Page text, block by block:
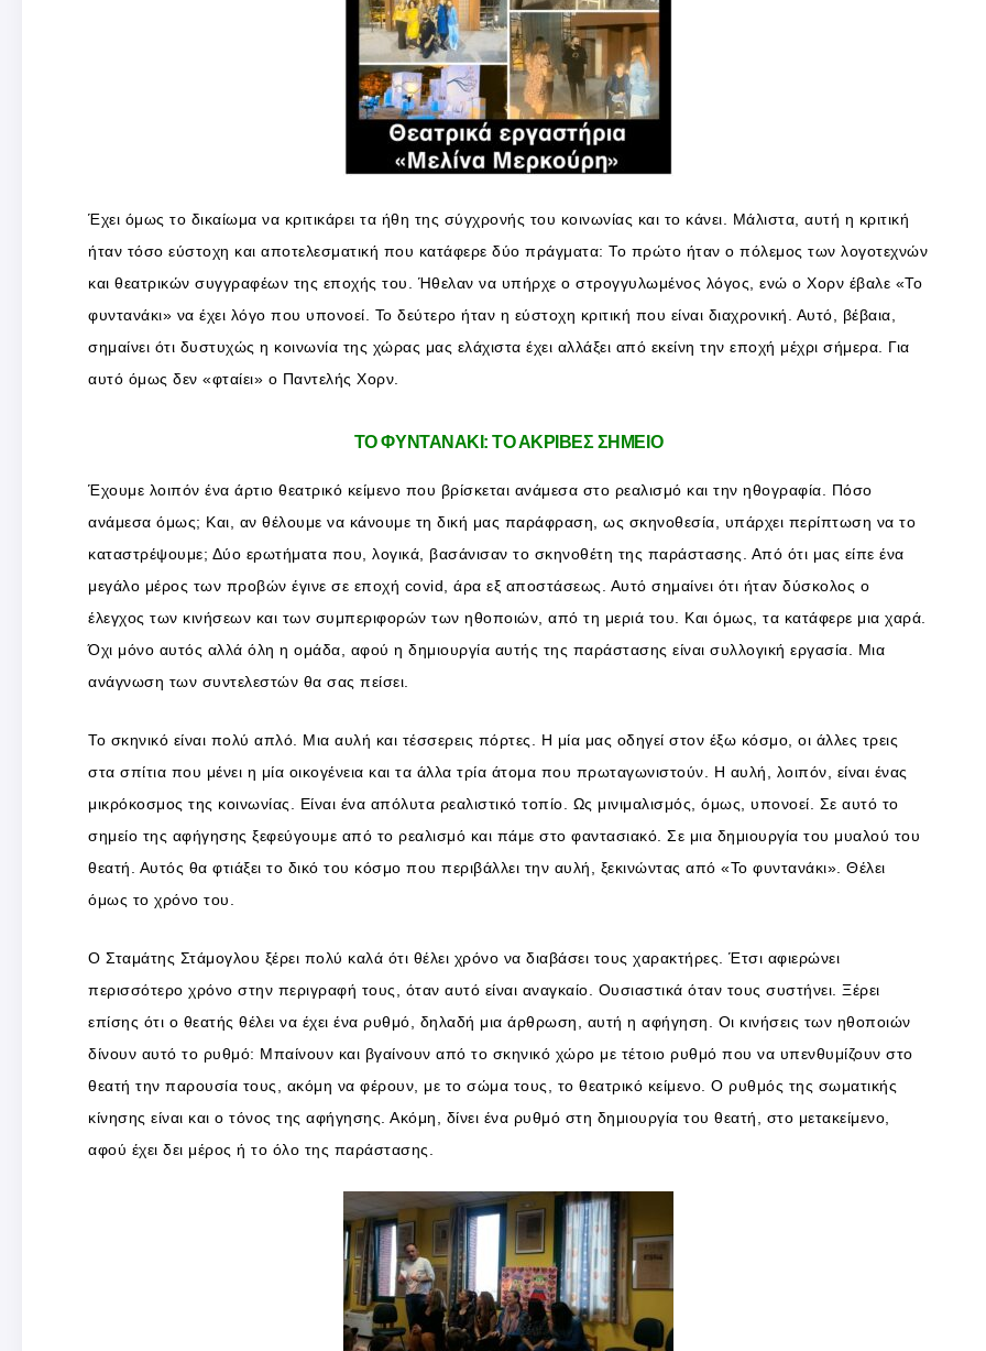
Έχει όμως το δικαίωμα να κριτικάρει τα ήθη της σύγχρονής του κοινωνίας και το κάνει. Μάλιστα, αυτή η κριτική
ήταν τόσο εύστοχη και αποτελεσματική που κατάφερε δύο πράγματα: Το πρώτο ήταν ο πόλεμος των λογοτεχνών
και θεατρικών συγγραφέων της εποχής του. Ήθελαν να υπήρχε ο στρογγυλωμένος λόγος, ενώ ο Χορν έβαλε «Το
φυντανάκι» να έχει λόγο που υπονοεί. Το δεύτερο ήταν η εύστοχη κριτική που είναι διαχρονική. Αυτό, βέβαια,
σημαίνει ότι δυστυχώς η κοινωνία της χώρας μας ελάχιστα έχει αλλάξει από εκείνη την εποχή μέχρι σήμερα. Για
αυτό όμως δεν «φταίει» ο Παντελής Χορν.
ΤΟ ΦΥΝΤΑΝΑΚΙ: ΤΟ ΑΚΡΙΒΕΣ ΣΗΜΕΙΟ
Έχουμε λοιπόν ένα άρτιο θεατρικό κείμενο που βρίσκεται ανάμεσα στο ρεαλισμό και την ηθογραφία. Πόσο
ανάμεσα όμως; Και, αν θέλουμε να κάνουμε τη δική μας παράφραση, ως σκηνοθεσία, υπάρχει περίπτωση να το
καταστρέψουμε; Δύο ερωτήματα που, λογικά, βασάνισαν το σκηνοθέτη της παράστασης. Από ότι μας είπε ένα
μεγάλο μέρος των προβών έγινε σε εποχή covid, άρα εξ αποστάσεως. Αυτό σημαίνει ότι ήταν δύσκολος ο
έλεγχος των κινήσεων και των συμπεριφορών των ηθοποιών, από τη μεριά του. Και όμως, τα κατάφερε μια χαρά.
Όχι μόνο αυτός αλλά όλη η ομάδα, αφού η δημιουργία αυτής της παράστασης είναι συλλογική εργασία. Μια
ανάγνωση των συντελεστών θα σας πείσει.
Το σκηνικό είναι πολύ απλό. Μια αυλή και τέσσερεις πόρτες. Η μία μας οδηγεί στον έξω κόσμο, οι άλλες τρεις
στα σπίτια που μένει η μία οικογένεια και τα άλλα τρία άτομα που πρωταγωνιστούν. Η αυλή, λοιπόν, είναι ένας
μικρόκοσμος της κοινωνίας. Είναι ένα απόλυτα ρεαλιστικό τοπίο. Ως μινιμαλισμός, όμως, υπονοεί. Σε αυτό το
σημείο της αφήγησης ξεφεύγουμε από το ρεαλισμό και πάμε στο φαντασιακό. Σε μια δημιουργία του μυαλού του
θεατή. Αυτός θα φτιάξει το δικό του κόσμο που περιβάλλει την αυλή, ξεκινώντας από «Το φυντανάκι». Θέλει
όμως το χρόνο του.
Ο Σταμάτης Στάμογλου ξέρει πολύ καλά ότι θέλει χρόνο να διαβάσει τους χαρακτήρες. Έτσι αφιερώνει
περισσότερο χρόνο στην περιγραφή τους, όταν αυτό είναι αναγκαίο. Ουσιαστικά όταν τους συστήνει. Ξέρει
επίσης ότι ο θεατής θέλει να έχει ένα ρυθμό, δηλαδή μια άρθρωση, αυτή η αφήγηση. Οι κινήσεις των ηθοποιών
δίνουν αυτό το ρυθμό: Μπαίνουν και βγαίνουν από το σκηνικό χώρο με τέτοιο ρυθμό που να υπενθυμίζουν στο
θεατή την παρουσία τους, ακόμη να φέρουν, με το σώμα τους, το θεατρικό κείμενο. Ο ρυθμός της σωματικής
κίνησης είναι και ο τόνος της αφήγησης. Ακόμη, δίνει ένα ρυθμό στη δημιουργία του θεατή, στο μετακείμενο,
αφού έχει δει μέρος ή το όλο της παράστασης.